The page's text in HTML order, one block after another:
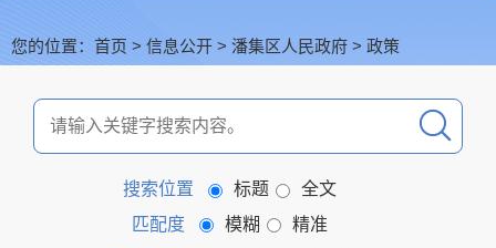
您的位置： 首页 > 信息公开 > 潘集区人民政府 > 政策
搜索位置 标题
全文
匹配度
模糊
精准